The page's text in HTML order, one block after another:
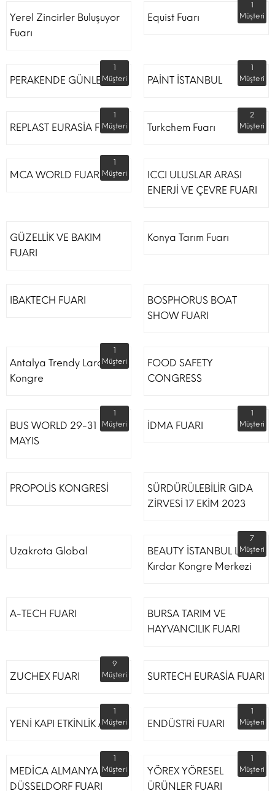
Yerel Zincirler Buluşuyor
Fuarı
Equist Fuarı
1
Müşteri
PERAKENDE GÜNLERİ
1
Müşteri
PAİNT İSTANBUL
1
Müşteri
REPLAST EURASİA FUARI
1
Müşteri
Turkchem Fuarı
2
Müşteri
MCA WORLD FUARI
1
Müşteri
ICCI ULUSLAR ARASI
ENERJİ VE ÇEVRE FUARI
GÜZELLİK VE BAKIM
FUARI
Konya Tarım Fuarı
IBAKTECH FUARI
BOSPHORUS BOAT
SHOW FUARI
Antalya Trendy Lara Otel
Kongre
1
Müşteri
FOOD SAFETY
CONGRESS
BUS WORLD 29-31
MAYIS
1
Müşteri
İDMA FUARI
1
Müşteri
PROPOLİS KONGRESİ
SÜRDÜRÜLEBİLİR GIDA
ZİRVESİ 17 EKİM 2023
Uzakrota Global
BEAUTY İSTANBUL Lütfi
Kırdar Kongre Merkezi
7
Müşteri
A-TECH FUARI
BURSA TARIM VE
HAYVANCILIK FUARI
ZUCHEX FUARI
9
Müşteri
SURTECH EURASİA FUARI
YENİ KAPI ETKİNLİK ALANI
1
Müşteri
ENDÜSTRİ FUARI
1
Müşteri
MEDİCA ALMANYA
DÜSSELDORF FUARI
1
Müşteri
YÖREX YÖRESEL
ÜRÜNLER FUARI
1
Müşteri